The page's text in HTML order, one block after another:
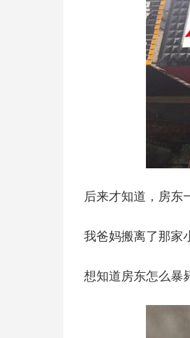
后来才知道，房东
我爸妈搬离了那家
想知道房东怎么暴